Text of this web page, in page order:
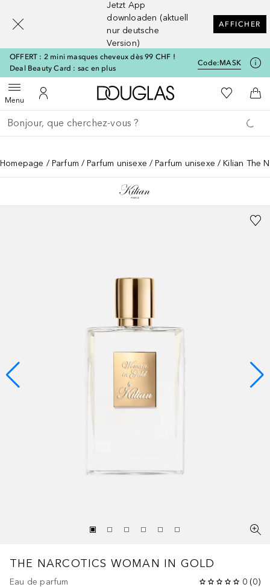
Jetzt App
downloaden (aktuell
nur deutsche
Version)
AFFICHER
OFFERT : 2 mini masques cheveux dès 99 CHF !
Deal Beauty Card : sac en plus
Code:MASK
MenuOuvrir le menuVers Mon Compte
Vers l'accueil Douglas
Vers Ma
Retourner
Exécuter la recherche
Homepage Parfum Parfum unisexe Parfum unisexe Kilian The
THE NARCOTICS WOMAN IN GOLD
Eau de parfum 0 (0)
[navigation.slideout.screenreader]